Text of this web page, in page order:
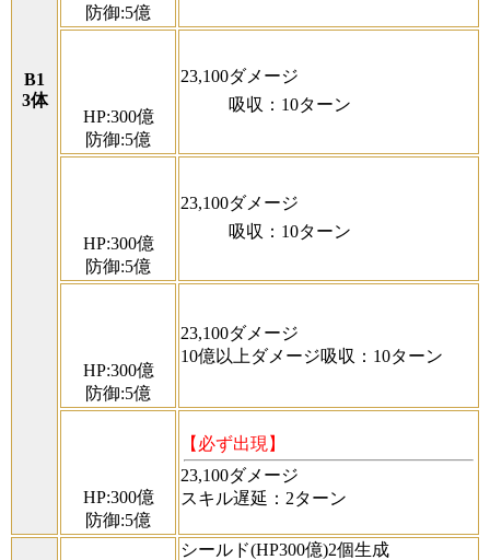
B1
3体
防御:5億
HP:300億
防御:5億
23,100ダメージ
吸収：10ターン
HP:300億
防御:5億
23,100ダメージ
吸収：10ターン
HP:300億
防御:5億
23,100ダメージ
10億以上ダメージ吸収：10ターン
HP:300億
防御:5億
【必ず出現】
23,100ダメージ
スキル遅延：2ターン
シールド(HP300億)2個生成